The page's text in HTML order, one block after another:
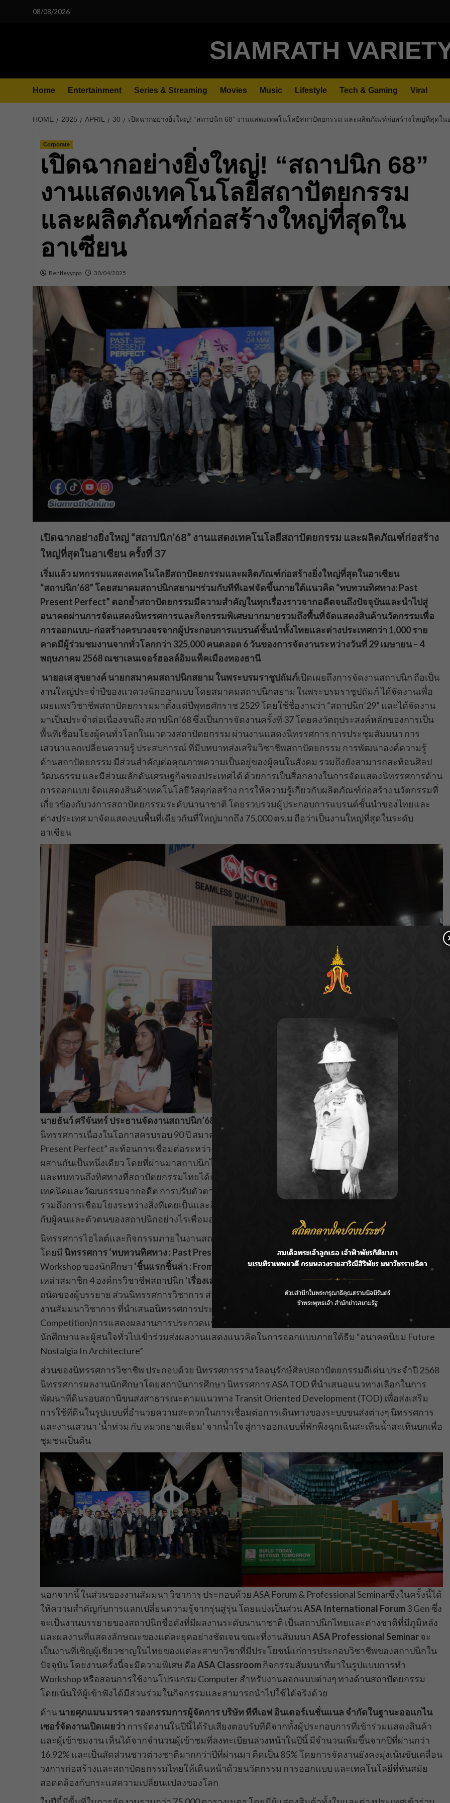
08/08/2026
SIAMRATH
Home Entertainment Series & Streaming Movies Music Lifestyle Tech & Gaming Viral
HOME 2025 APRIL 30 เปิดฉากอย่างยิ่งใหญ่! “สถาปนิก 68” งานแสดงเทคโนโลยีสถาปัตยกรรม และผลิตภัณฑ์ก่อสร้างใหญ่ที่สุดใน
Corporate
เปิดฉากอย่างยิ่งใหญ่! “สถาปนิก 68”
งานแสดงเทคโนโลยีสถาปัตยกรรม
และผลิตภัณฑ์ก่อสร้างใหญ่ที่สุดใน
อาเซียน
Bentleyyapa 30/04/2025
เปิดฉากอย่างยิ่งใหญ่ “สถาปนิก’68” งานแสดงเทคโนโลยีสถาปัตยกรรม และผลิตภัณฑ์ก่อสร้าง
ใหญ่ที่สุดในอาเซียน ครั้งที่ 37
เริ่มแล้ว มหกรรมแสดงเทคโนโลยีสถาปัตยกรรมและผลิตภัณฑ์ก่อสร้างยิ่งใหญ่ที่สุดในอาเซียน
“สถาปนิก’68”โดยสมาคมสถาปนิกสยามฯร่วมกับทีทีเอฟจัดขึ้นภายใต้แนวคิด “ทบทวนทิศทาง: Past
Present Perfect” ตอกย้ำสถาปัตยกรรมมีความสำคัญในทุกเรื่องราวจากอดีตจนถึงปัจจุบันและนำไปสู่
อนาคตผ่านการจัดแสดงนิทรรศการและกิจกรรมพิเศษมากมายรวมถึงพื้นที่จัดแสดงสินค้านวัตกรรมเพื่อ
การออกแบบ–ก่อสร้างครบวงจรจากผู้ประกอบการแบรนด์ชั้นนำทั้งไทยและต่างประเทศกว่า 1,000ราย
คาดมีผู้ร่วมชมงานจากทั่วโลกกว่า 325,000คนตลอด 6วันของการจัดงานระหว่างวันที่29เมษายน– 4
พฤษภาคม 2568ณชาเลนเจอร์ฮอลล์อิมแพ็คเมืองทองธานี
นายอเส สุขยางค์ นายกสมาคมสถาปนิกสยาม ในพระบรมราชูปถัมภ์เปิดเผยถึงการจัดงานสถาปนิก ถือเป็น
งานใหญ่ประจำปีของแวดวงนักออกแบบ โดยสมาคมสถาปนิกสยาม ในพระบรมราชูปถัมภ์ ได้จัดงานเพื่อ
เผยแพร่วิชาชีพสถาปัตยกรรมมาตั้งแต่ปีพุทธศักราช 2529 โดยใช้ชื่องานว่า “สถาปนิก’29” และได้จัดงาน
มาเป็นประจำต่อเนื่องจนถึง สถาปนิก’68 ซึ่งเป็นการจัดงานครั้งที่ 37 โดยคงวัตถุประสงค์หลักของการเป็น
พื้นที่เชื่อมโยงผู้คนทั่วโลกในแวดวงสถาปัตยกรรม ผ่านงานแสดงนิทรรศการ การประชุมสัมมนา การ
เสวนาแลกเปลี่ยนความรู้ ประสบการณ์ ที่มีบทบาทส่งเสริมวิชาชีพสถาปัตยกรรม การพัฒนาองค์ความรู้
ด้านสถาปัตยกรรม มีส่วนสำคัญต่อคุณภาพความเป็นอยู่ของผู้คนในสังคม รวมถึงยังสามารถสะท้อนศิลป
วัฒนธรรม และมีส่วนผลักดันเศรษฐกิจของประเทศได้ ด้วยการเป็นสื่อกลางในการจัดแสดงนิทรรศการด้าน
การออกแบบ จัดแสดงสินค้าเทคโนโลยีวัสดุก่อสร้าง การให้ความรู้เกี่ยวกับผลิตภัณฑ์ก่อสร้าง นวัตกรรมที่
เกี่ยวข้องกับวงการสถาปัตยกรรมระดับนานาชาติ โดยรวบรวมผู้ประกอบการแบรนด์ชั้นนำของไทยและ
ต่างประเทศ มาจัดแสดงบนพื้นที่เดียวกันที่ใหญ่มากถึง 75,000 ตร.ม ถือว่าเป็นงานใหญ่ที่สุดในระดับ
อาเซียน
นายธันว์ ศรีจันทร์ ประธานจัดงานสถาปนิก’68
กล่าวเสริมถึงงานสถาปนิก’68 ถือเป็นการต่อยอดนำเสนอ
นิทรรศการเนื่องในโอกาสครบรอบ 90 ปี สมาคมฯ โดยปีนี้จัดงานภายใต้แนวคิด “ทบทวน ทิศทาง: Past
Present Perfect” สะท้อนการเชื่อมต่อระหว่างอดีต ปัจจุบัน และอนาคต ผ่านองค์ประกอบเชิงสัญลักษณ์ที่
ผสานกันเป็นหนึ่งเดียว โดยที่ผ่านมาสถาปนิกได้ร่วมงานกับหลากหลายวิชาชีพจากทั่วทุกภูมิภาค ได้สำรวจ
และทบทวนถึงทิศทางที่สถาปัตยกรรมไทยได้ก้าวเดินผ่านมาหลายยุคสมัย ไม่ว่าจะเป็นการผสมผสาน
เทคนิคและวัฒนธรรมจากอดีต การปรับตัวตามสภาพแวดล้อมและความต้องการของสังคมในแต่ละยุค
รวมถึงการเชื่อมโยงระหว่างสิ่งที่เคยเป็นและสิ่งที่เป็นอยู่ในปัจจุบันว่าเรามีเส้นทางและเรื่องราวที่เกี่ยวข้อง
กับผู้คนและตัวตนของสถาปนิกอย่างไรเพื่อมองอนาคตไปด้วยกัน
นิทรรศการไฮไลต์และกิจกรรมภายในงานสถาปนิก’68 แบ่งเป็น 5 ส่วนสำคัญ ได้แก่ ส่วนนิทรรศการหลัก
โดยมี นิทรรศการ‘ทบทวนทิศทาง : Past Present Perfect’
นิทรรศการแสดงผลลัพธ์จาก Student
Workshop ของนักศึกษา ‘ชิ้นแรกชิ้นล่า : From the First Piece to the Latest’พื้นที่จัดแสดงผลงานของ
เหล่าสมาชิก 4 องค์กรวิชาชีพสถาปนิก ‘เรื่องเล่า
กิจกรรมถ่ายทอดประสบการณ์และเรื่องราวความ
ถนัดของผู้บรรยาย ส่วนนิทรรศการวิชาการ ส่วนนิทรรศการวิชาชีพ ส่วนพื้นที่กิจกรรมและบริการ และส่วน
งานสัมมนาวิชาการ ที่นำเสนอนิทรรศการประกวดแบบเชิงแนวความคิด (ASA Experimental Design
Competition)การแสดงผลงานการประกวดแบบในระดับนานาชาติที่เปิดให้สมาชิกสมาคมฯ สถาปนิก นิสิต
นักศึกษาและผู้สนใจทั่วไปเข้าร่วมส่งผลงานแสดงแนวคิดในการออกแบบภายใต้ธีม “อนาคตนิยม Future
Nostalgia In Architecture”
ส่วนของนิทรรศการวิชาชีพ ประกอบด้วย นิทรรศการรางวัลอนุรักษ์ศิลปสถาปัตยกรรมดีเด่น ประจำปี 2568
นิทรรศการผลงานนักศึกษาโดยสถาบันการศึกษา นิทรรศการ ASA TOD ที่นำเสนอแนวทางเลือกในการ
พัฒนาที่ดินรอบสถานีขนส่งสาธารณะตามแนวทาง Transit Oriented Development (TOD) เพื่อส่งเสริม
การใช้ที่ดินในรูปแบบที่อำนวยความสะดวกในการเชื่อมต่อการเดินทางของระบบขนส่งต่างๆ นิทรรศการ
และงานเสวนา ‘น้ำท่วม กับ หมวกยายเตียม’ จากน้ำใจ สู่การออกแบบที่พักพิงฉุกเฉินสะเทินน้ำสะเทินบกเพื่อ
ชุมชนเป็นต้น
นอกจากนี้ ในส่วนของงานสัมมนา วิชาการ ประกอบด้วย ASA Forum & Professional Seminarซึ่งในครั้งนี้ได้
ให้ความสำคัญกับการแลกเปลี่ยนความรู้จากรุ่นสู่รุ่น โดยแบ่งเป็นส่วนASA International Forum3 Gen ซึ่ง
จะเป็นงานบรรยายของสถาปนิกชื่อดังที่มีผลงานระดับนานาชาติ เป็นสถาปนิกไทยและต่างชาติที่มีภูมิหลัง
และผลงานที่แสดงลักษณะของแต่ละยุคอย่างชัดเจน ขณะที่งานสัมมนาASA Professional Seminarจะ
เป็นงานที่เชิญผู้เชี่ยวชาญในไทยของแต่ละสาขาวิชาที่มีประโยชน์แก่การประกอบวิชาชีพของสถาปนิกใน
ปัจจุบัน โดยงานครั้งนี้จะมีความพิเศษ คือ ASA Classroomกิจกรรมสัมมนาที่มาในรูปแบบการทำ
Workshop หรือสอนการใช้งานโปรแกรม Computer สำหรับงานออกแบบต่างๆ ทางด้านสถาปัตยกรรม
โดยเน้นให้ผู้เข้าฟังได้มีส่วนร่วมในกิจกรรมและสามารถนำไปใช้ได้จริงด้วย
ด้านนายศุภแมน มรรคา รองกรรมการผู้จัดการ บริษัท ทีทีเอฟ อินเตอร์เนชั่นแนล จำกัดในฐานะออแกไน
เซอร์จัดงานเปิดเผยว่า การจัดงานในปีนี้ได้รับเสียงตอบรับที่ดีจากทั้งผู้ประกอบการที่เข้าร่วมแสดงสินค้า
และผู้เข้าชมงาน เห็นได้จากจำนวนผู้เข้าชมที่ลงทะเบียนล่วงหน้าในปีนี้ มีจำนวนเพิ่มขึ้นจากปีที่ผ่านกว่า
16.92% และเป็นสัดส่วนชาวต่างชาติมากกว่าปีที่ผ่านมา คิดเป็น 85% โดยการจัดงานยังคงมุ่งเน้นขับเคลื่อน
วงการก่อสร้างและสถาปัตยกรรมไทยให้เดินหน้าด้วยนวัตกรรม การออกแบบ และเทคโนโลยีที่ทันสมัย
สอดคล้องกับกระแสความเปลี่ยนแปลงของโลก